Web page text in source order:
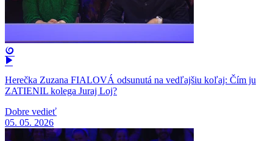
Herečka Zuzana FIALOVÁ odsunutá na vedľajšiu koľaj: Čím ju
ZATIENIL kolega Juraj Loj?
Dobre vedieť
05. 05. 2026